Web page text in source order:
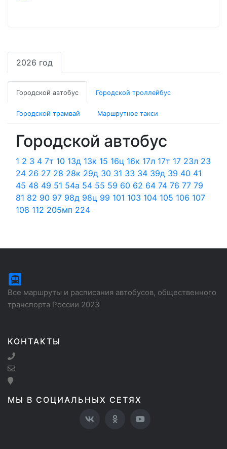
2026 год
Городской автобус Городской троллейбус
Городской трамвай Маршрутное такси
Городской автобус
1 2 3 4 7т 10 13д 13к 15 16ц 16к 17л 17т 17 23л 23
24 26 27 28 28к 29д 30 31 33 34 39д 39 40 41
45 48 49 51 54а 54 55 59 60 62 64 74 76 77 79
81 82 90 97 98д 98ц 99 101 103 104 105 106 107
108 112 205мп 224
Все маршруты и расписания автобусов, общественного
транспорта России 2023
КОНТАКТЫ
МЫ В СОЦИАЛЬНЫХ СЕТЯХ